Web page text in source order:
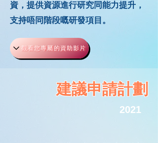
資，提供資源進行研究同能力提升，
支持唔同階段嘅研發項目。
觀看您專屬的資助影片
​建議申請計劃
2021